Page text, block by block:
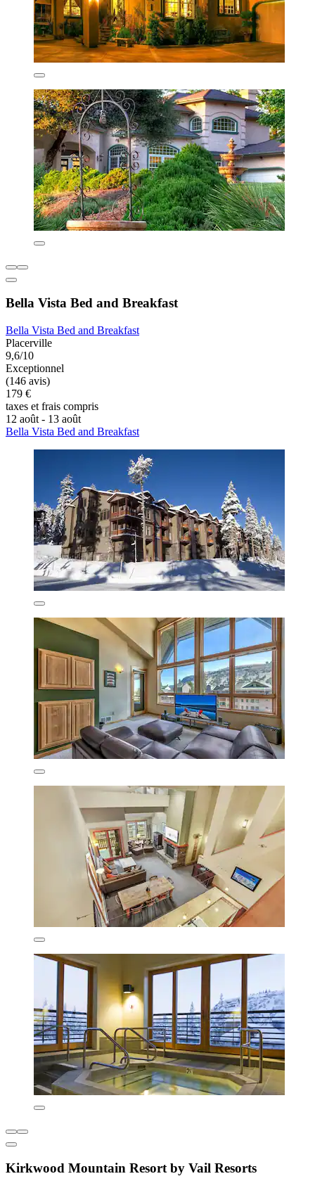
Bella Vista Bed and Breakfast
Bella Vista Bed and Breakfast
Placerville
9,6/10
Exceptionnel
(146 avis)
179 €
taxes et frais compris
12 août - 13 août
Bella Vista Bed and Breakfast
Kirkwood Mountain Resort by Vail Resorts